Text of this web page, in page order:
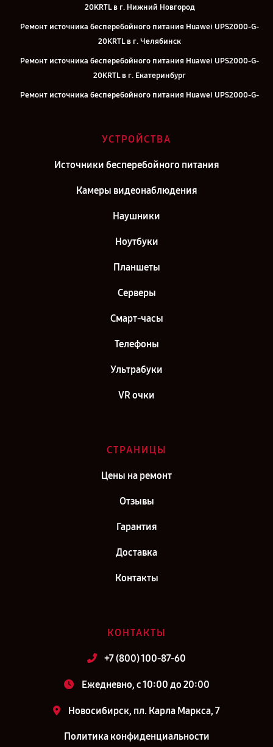
20KRTL в г. Нижний Новгород
Ремонт источника бесперебойного питания Huawei UPS2000-G-
20KRTL в г. Челябинск
Ремонт источника бесперебойного питания Huawei UPS2000-G-
20KRTL в г. Екатеринбург
Ремонт источника бесперебойного питания Huawei UPS2000-G-
20KRTL в г. Москва
Ремонт источника бесперебойного питания Huawei UPS2000-G-
УСТРОЙСТВА
Источники бесперебойного питания
Камеры видеонаблюдения
Наушники
Ноутбуки
Планшеты
Серверы
Смарт-часы
Телефоны
Ультрабуки
VR очки
СТРАНИЦЫ
Цены на ремонт
Отзывы
Гарантия
Доставка
Контакты
КОНТАКТЫ
+7 (800) 100-87-60
Ежедневно, с 10:00 до 20:00
Новосибирск, пл. Карла Маркса, 7
Политика конфиденциальности